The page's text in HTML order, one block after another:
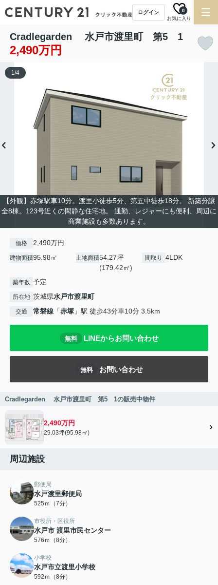
ログイン
お気に入り
0
Cradlegarden 水戸市渡里町 第5 1
2,490万円
【外観】赤塚駅車10分。渡里小徒歩5分、第五中徒歩18分。 新築分譲
全8棟。123号近くの閑静な住宅地。 通勤、レジャーにも便利、周辺に
商業施設も多数あります。
1/4
価格 2,490万円
建物面積95.98㎡ 土地面積54.27坪
(179.42㎡)
間取り 4LDK
築年数 予定
所在地 茨城県水戸市渡里町
交通 常磐線 「赤塚 」駅 徒歩43分車10分 3.5km
無料 LINEからお問い合わせ
無料 お問い合わせ
Cradlegarden 水戸市渡里町 第5 1の販売中物件
2,490万円
29.03坪(95.98㎡)
周辺施設
郵便局
水戸渡里郵便局
525ｍ（7分）
市役所・区役所
水戸市 渡里市民センター
576ｍ（8分）
小学校
水戸市立渡里小学校
592ｍ（8分）